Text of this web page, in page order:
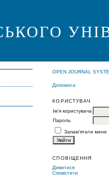
OPEN JOURNAL
Допомога
КОРИСТУВАЧ
Ім'я користувача
Пароль
Запам'ятати мене
СПОВІЩЕННЯ
Дивитися
Сповістити